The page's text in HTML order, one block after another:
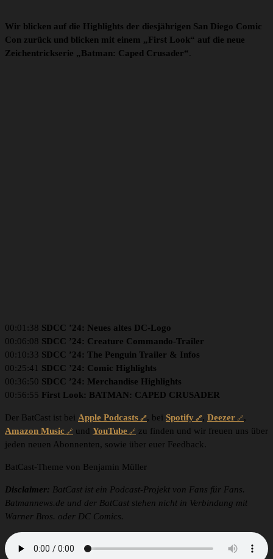
Wir blicken auf die Highlights der diesjährigen San Diego Comic
Con zurück und blicken mit einem „First Look“ auf die neue
Zeichentrickserie „Batman: Caped Crusader“.
00:01:38 SDCC ’24: Neues altes DC-Logo
00:06:08 SDCC ’24: Creature Commando-Trailer
00:10:33 SDCC ’24: The Penguin Trailer & Infos
00:25:41 SDCC ’24: Comic Highlights
00:36:50 SDCC ’24: Merchandise Highlights
00:56:55 First Look: BATMAN: CAPED CRUSADER
Der BatCast ist bei Apple Podcasts , bei Spotify , Deezer
,
Amazon Music
und YouTube
zu finden und wir freuen uns über
jeden neuen Abonnenten, sowie über euer Feedback.
BatCast-Theme von Benjamin Müller
Disclaimer: BatCast ist ein Podcast-Projekt von Fans für Fans.
Batmannews.de und der BatCast stehen nicht in Verbindung mit
Warner Bros. oder DC Comics.